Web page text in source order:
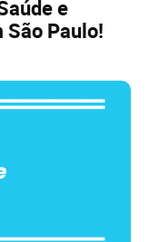
e
São Paulo!